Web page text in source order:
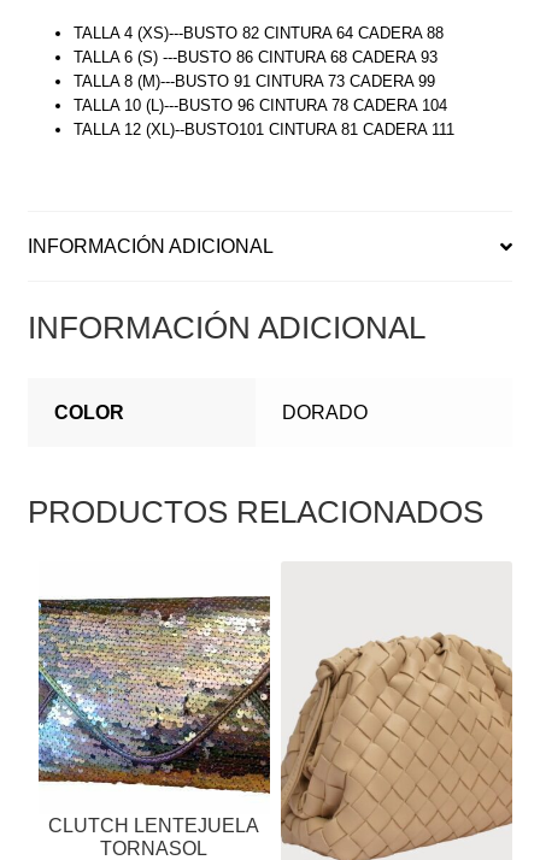
TALLA 4 (XS)---BUSTO 82 CINTURA 64 CADERA 88
TALLA 6 (S) ---BUSTO 86 CINTURA 68 CADERA 93
TALLA 8 (M)---BUSTO 91 CINTURA 73 CADERA 99
TALLA 10 (L)---BUSTO 96 CINTURA 78 CADERA 104
TALLA 12 (XL)--BUSTO101 CINTURA 81 CADERA 111
INFORMACIÓN ADICIONAL
INFORMACIÓN ADICIONAL
COLOR DORADO
PRODUCTOS RELACIONADOS
CLUTCH LENTEJUELA
TORNASOL
MÚLTIPLES
VARIANTES.
LAS
OPCIONES
SE
PUEDEN
ELEGIR